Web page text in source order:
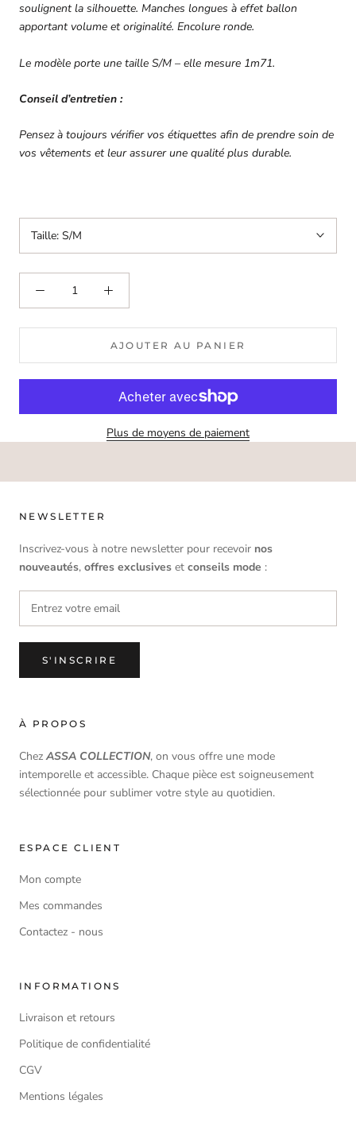
soulignent la silhouette. Manches longues à effet ballon
apportant volume et originalité. Encolure ronde.
Le modèle porte une taille S/M – elle mesure 1m71.
Conseil d’entretien :
Pensez à toujours vérifier vos étiquettes afin de prendre soin de
vos vêtements et leur assurer une qualité plus durable.
Taille: S/M
AJOUTER AU PANIER
Plus de moyens de paiement
NEWSLETTER
Inscrivez-vous à notre newsletter pour recevoir nos
nouveautés, offres exclusives et conseils mode :
S'INSCRIRE
À PROPOS
ChezASSA COLLECTION, on vous offre une mode
intemporelle et accessible. Chaque pièce est soigneusement
sélectionnée pour sublimer votre style au quotidien.
ESPACE CLIENT
Mon compte
Mes commandes
Contactez - nous
INFORMATIONS
Livraison et retours
Politique de confidentialité
CGV
Mentions légales